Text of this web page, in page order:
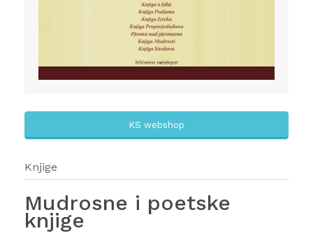
KS webshop
Knjige
Mudrosne i poetske
knjige